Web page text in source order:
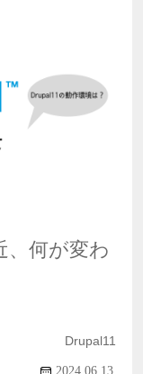
、何が変わ
Drupal11
2024.06.13